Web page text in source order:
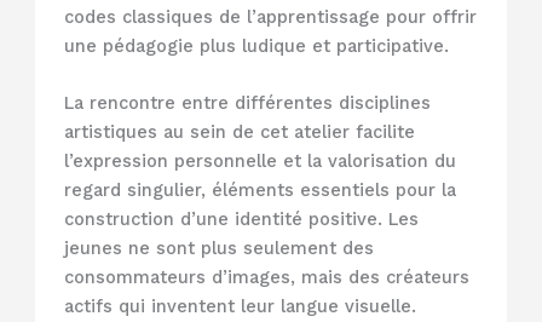
codes classiques de l’apprentissage pour offrir
une pédagogie plus ludique et participative.
La rencontre entre différentes disciplines
artistiques au sein de cet atelier facilite
l’expression personnelle et la valorisation du
regard singulier, éléments essentiels pour la
construction d’une identité positive. Les
jeunes ne sont plus seulement des
consommateurs d’images, mais des créateurs
actifs qui inventent leur langue visuelle.